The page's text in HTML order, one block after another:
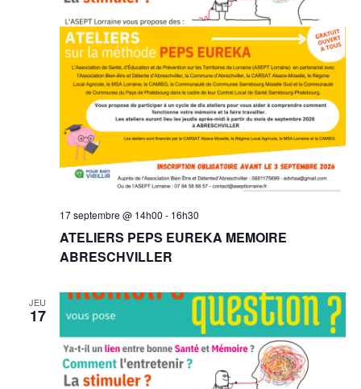
ATELIERS PEPS EUREKA MEMOIRE
ABRESCHVILLER
17 septembre @ 14h00 - 16h30
JEU
17